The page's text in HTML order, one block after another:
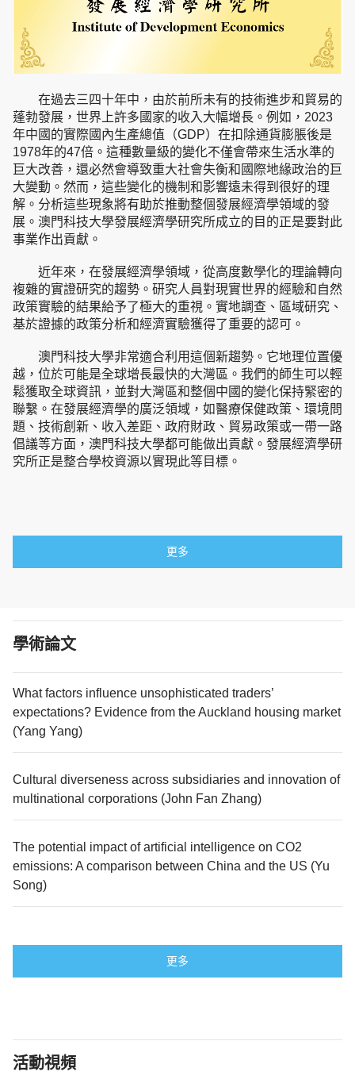
在過去三四十年中，由於前所未有的技術進步和貿易的
蓬勃發展，世界上許多國家的收入大幅增長。例如，2023
年中國的實際國內生產總值（GDP）在扣除通貨膨脹後是
1978年的47倍。這種數量級的變化不僅會帶來生活水準的
巨大改善，還必然會導致重大社會失衡和國際地緣政治的巨
大變動。然而，這些變化的機制和影響遠未得到很好的理
解。分析這些現象將有助於推動整個發展經濟學領域的發
展。 澳門科技大學發展經濟學研究所成立的目的正是要對此
事業作出貢獻。
近年來，在發展經濟學領域，從高度數學化的理論轉向
複雜的實證研究的趨勢。研究人員對現實世界的經驗和自然
政策實驗的結果給予了極大的重視。實地調查、區域研究、
基於證據的政策分析和經濟實驗獲得了重要的認可。
澳門科技大學非常適合利用這個新趨勢。它地理位置優
越，位於可能是全球增長最快的大灣區。我們的師生可以輕
鬆獲取全球資訊，並對大灣區和整個中國的變化保持緊密的
聯繫。在發展經濟學的廣泛領域，如醫療保健政策、環境問
題、技術創新、收入差距、政府財政、貿易政策或一帶一路
倡議等方面，澳門科技大學都可能做出貢獻。發展經濟學研
究所正是整合學校資源以實現此等目標。
更多
學術論文
What factors influence unsophisticated traders’
expectations? Evidence from the Auckland housing market
(Yang Yang)
Cultural diverseness across subsidiaries and innovation of
multinational corporations (John Fan Zhang)
The potential impact of artificial intelligence on CO2
emissions: A comparison between China and the US (Yu
Song)
更多
活動視頻